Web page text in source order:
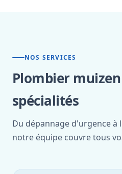
NOS SERVICES
Plombier
spécialités
Du dépannage d'urgence
notre équipe couvre tous